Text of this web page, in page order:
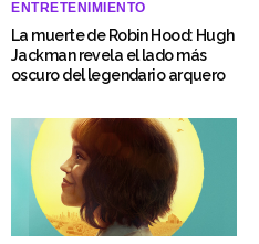
ENTRETENIMIENTO
La muerte de Robin Hood: Hugh
Jackman revela el lado más
oscuro del legendario arquero